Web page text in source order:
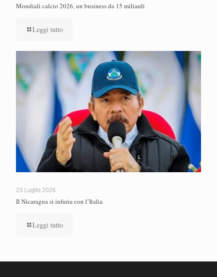
Mondiali calcio 2026, un business da 15 miliardi
Leggi tutto
23 Luglio 2026
Il Nicaragua si infuria con l’Italia
Leggi tutto